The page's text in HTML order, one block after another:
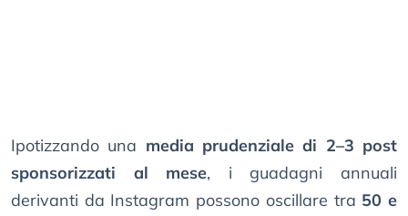
Ipotizzando una media prudenziale di 2–3 post
sponsorizzati al mese, i guadagni annuali
derivanti da Instagram possono oscillare tra 50 e